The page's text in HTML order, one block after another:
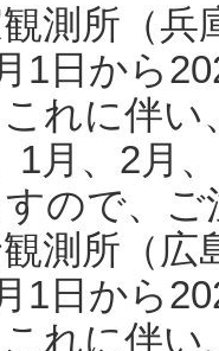
測所（
1日から
れに伴い
1月、2月
ので、
測所（
1日から
れに伴い